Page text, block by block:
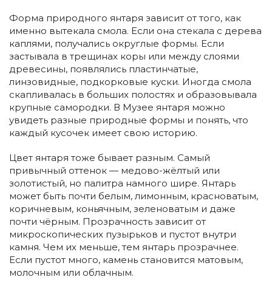
Форма природного янтаря зависит от того, как
именно вытекала смола. Если она стекала с дерева
каплями, получались округлые формы. Если
застывала в трещинах коры или между слоями
древесины, появлялись пластинчатые,
линзовидные, подкорковые куски. Иногда смола
скапливалась в больших полостях и образовывала
крупные самородки. В Музее янтаря можно
увидеть разные природные формы и понять, что
каждый кусочек имеет свою историю.
Цвет янтаря тоже бывает разным. Самый
привычный оттенок — медово-жёлтый или
золотистый, но палитра намного шире. Янтарь
может быть почти белым, лимонным, красноватым,
коричневым, коньячным, зеленоватым и даже
почти чёрным. Прозрачность зависит от
микроскопических пузырьков и пустот внутри
камня. Чем их меньше, тем янтарь прозрачнее.
Если пустот много, камень становится матовым,
молочным или облачным.